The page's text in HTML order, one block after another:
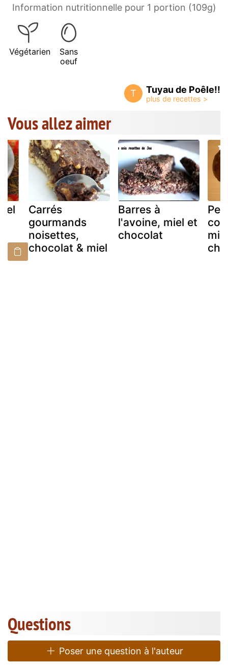
Information nutritionnelle pour 1 portion (109g)
Végétarien
Sans
oeuf
T Tuyau de Poêle!!
Vous allez aimer
Carrés
gourmands
noisettes,
chocolat & miel
Barres à
l'avoine, miel et
chocolat
Questions
Poser une question à l'auteur